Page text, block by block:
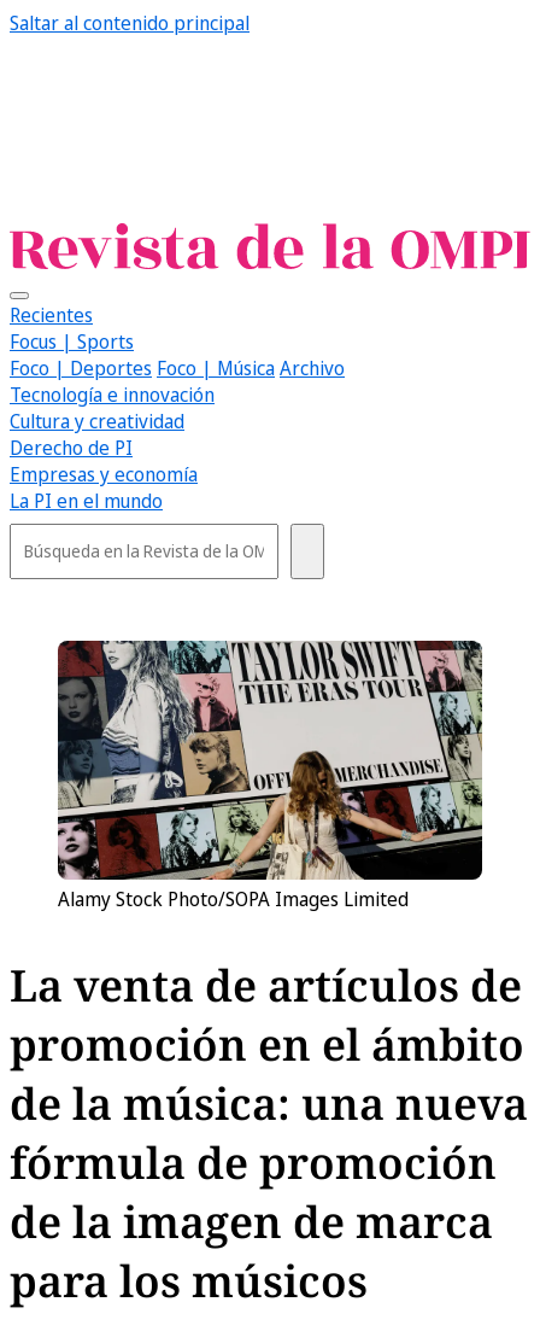
Saltar al contenido principal
Recientes
Focus | Sports
Foco | Deportes Foco | MúsicaArchivo
Tecnología e innovación
Cultura y creatividad
Derecho de PI
Empresas y economía
La PI en el mundo
Alamy Stock Photo/SOPA Images Limited
La venta de artículos de
promoción en el ámbito
de la música: una nueva
fórmula de promoción
de la imagen de marca
para los músicos